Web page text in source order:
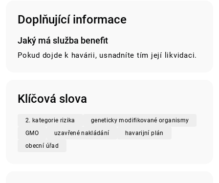
Doplňující informace
Jaký má služba benefit
Pokud dojde k havárii, usnadníte tím její likvidaci.
Klíčová slova
2. kategorie rizika
geneticky modifikované organismy
GMO
uzavřené nakládání
havarijní plán
obecní úřad